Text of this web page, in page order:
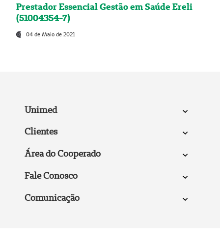
Prestador Essencial Gestão em Saúde Ereli
(51004354-7)
04 de Maio de 2021
Unimed
Clientes
Área do Cooperado
Fale Conosco
Comunicação